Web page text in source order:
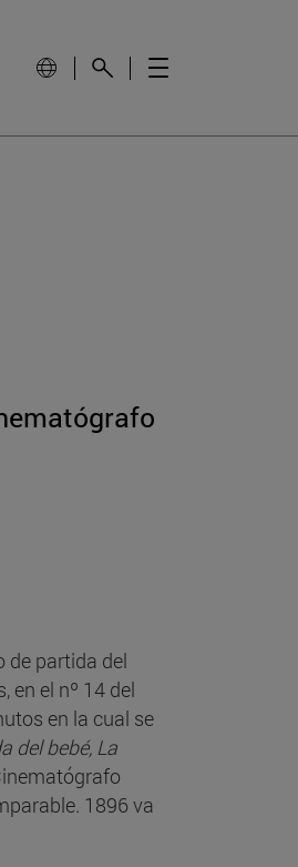
de partida del
en el nº 14 del
en la cual se
del bebé, La
1896 va